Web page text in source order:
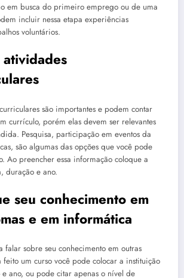
em busca do primeiro emprego ou de uma
incluir nessa etapa experiências
voluntários.
são importantes e podem contar
currículo, porém elas devem ser relevantes
Pesquisa, participação em eventos da
são algumas das opções que você pode
Ao preencher essa informação coloque a
duração e ano.
seu conhecimento em
e em informática
falar sobre seu conhecimento em outras
feito um curso você pode colocar a instituição
ano, ou pode citar apenas o nível de